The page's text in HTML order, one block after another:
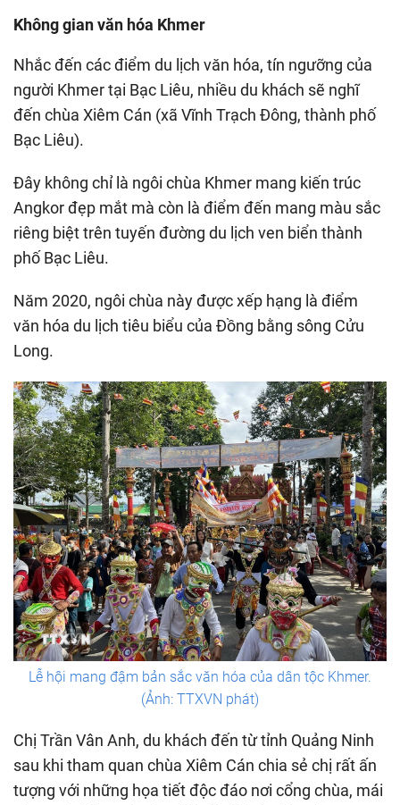
Không gian văn hóa Khmer
Nhắc đến các điểm du lịch văn hóa, tín ngưỡng của
người Khmer tại Bạc Liêu, nhiều du khách sẽ nghĩ
đến chùa Xiêm Cán (xã Vĩnh Trạch Đông, thành phố
Bạc Liêu).
Đây không chỉ là ngôi chùa Khmer mang kiến trúc
Angkor đẹp mắt mà còn là điểm đến mang màu sắc
riêng biệt trên tuyến đường du lịch ven biển thành
phố Bạc Liêu.
Năm 2020, ngôi chùa này được xếp hạng là điểm
văn hóa du lịch tiêu biểu của Đồng bằng sông Cửu
Long.
Lễ hội mang đậm bản sắc văn hóa của dân tộc Khmer.
(Ảnh: TTXVN phát)
Chị Trần Vân Anh, du khách đến từ tỉnh Quảng Ninh
sau khi tham quan chùa Xiêm Cán chia sẻ chị rất ấn
tượng với những họa tiết độc đáo nơi cổng chùa, mái